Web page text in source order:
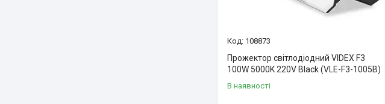
108873
Прожектор світлодіодний VIDEX F3
100W 5000K 220V Black (VLE-F3-1005B)
В наявності